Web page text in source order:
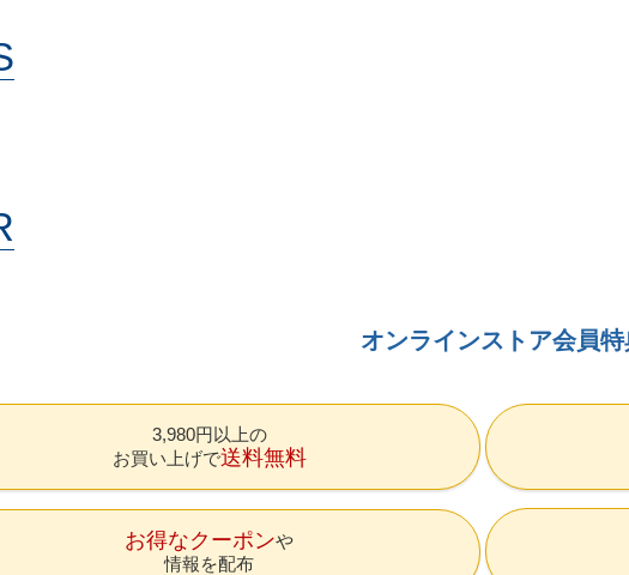
オンラインストア会員特
3,980円以上の
お買い上げで送料無料
お得なクーポン
情報を配布